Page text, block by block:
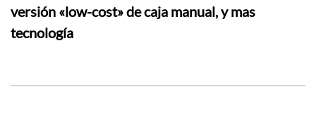
versión «low-cost» de caja manual, y mas
tecnología